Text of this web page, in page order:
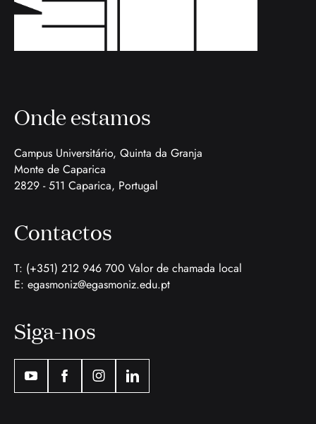
Onde estamos
Campus Universitário, Quinta da Granja
Monte de Caparica
2829 - 511 Caparica, Portugal
Contactos
T: (+351) 212 946 700 Valor de chamada local
E: egasmoniz@egasmoniz.edu.pt
Siga-nos